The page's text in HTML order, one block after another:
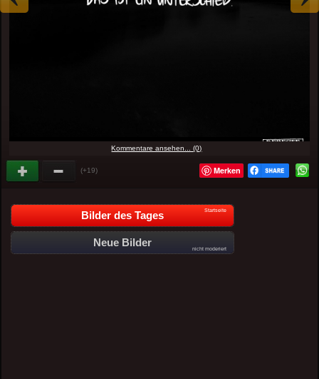
Kommentare ansehen... (0)
(+19) Merken
Bilder des Tages Startseite
Neue Bilder
nicht moderiert